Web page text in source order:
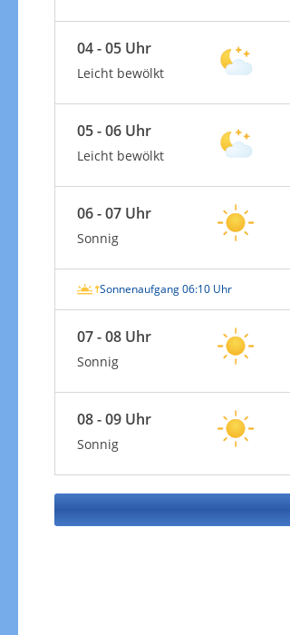
04 - 05 Uhr
Leicht bewölkt
05 - 06 Uhr
Leicht bewölkt
06 - 07 Uhr
Sonnig
Sonnenaufgang 06:10 Uhr
07 - 08 Uhr
Sonnig
08 - 09 Uhr
Sonnig